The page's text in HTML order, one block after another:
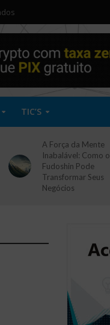
TIC’S
A Força da Mente
Inabalável: Como o
Fudoshin Pode
Transformar Seus
Negócios